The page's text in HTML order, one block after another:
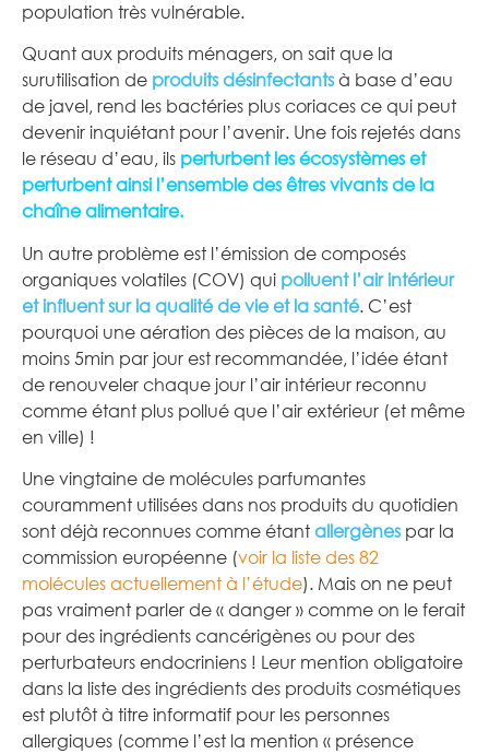
population très vulnérable.
Quant aux produits ménagers, on sait que la
surutilisation de produits désinfectants à base d’eau
de javel, rend les bactéries plus coriaces ce qui peut
devenir inquiétant pour l’avenir. Une fois rejetés dans
le réseau d’eau, ils perturbent les écosystèmes et
perturbent ainsi l’ensemble des êtres vivants de la
chaîne alimentaire.
Un autre problème est l’émission de composés
organiques volatiles (COV) qui polluent l’air intérieur
et influent sur la qualité de vie et la santé. C’est
pourquoi une aération des pièces de la maison, au
moins 5min par jour est recommandée, l’idée étant
de renouveler chaque jour l’air intérieur reconnu
comme étant plus pollué que l’air extérieur (et même
en ville) !
Une vingtaine de molécules parfumantes
couramment utilisées dans nos produits du quotidien
sont déjà reconnues comme étant allergènes par la
commission européenne (voir la liste des 82
molécules actuellement à l’étude). Mais on ne peut
pas vraiment parler de « danger » comme on le ferait
pour des ingrédients cancérigènes ou pour des
perturbateurs endocriniens ! Leur mention obligatoire
dans la liste des ingrédients des produits cosmétiques
est plutôt à titre informatif pour les personnes
allergiques (comme l’est la mention « présence